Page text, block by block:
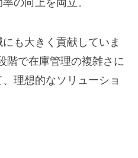
も大きく貢献していま
階で在庫管理の複雑さに
理想的なソリューショ